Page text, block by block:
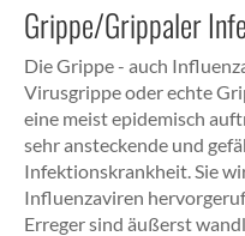
Grippe/Grippaler
Die Grippe - auch
Virusgrippe oder echte
eine meist epidemisch
sehr ansteckende und
Infektionskrankheit. Sie
Influenzaviren
Erreger sind äußerst